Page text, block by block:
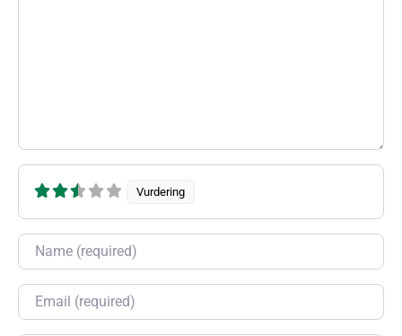
Vurdering
Name
Email